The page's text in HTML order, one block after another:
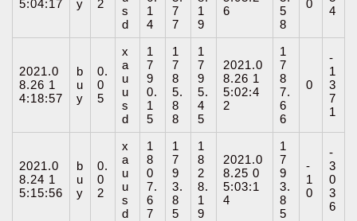
5:04:17
y
2
s
d
1
4
7
7
1
9
6
5
8
0
4
2021.0
8.26 1
4:18:57
b
u
y
0.
0
5
x
a
u
u
s
d
1
7
9
0.
1
5
1
7
8
5.
8
8
1
7
9
5.
4
5
2021.0
8.26 1
5:02:4
2
1
7
8
7.
6
6
0
-
1
3
7
1
2021.0
8.24 1
5:15:56
b
u
y
0.
0
2
x
a
u
u
s
d
1
8
0
7.
6
7
1
7
9
3.
8
5
1
8
2
8.
1
9
2021.0
8.25 0
5:03:1
4
1
7
9
3.
8
5
-
1
0
-
3
0
3
6